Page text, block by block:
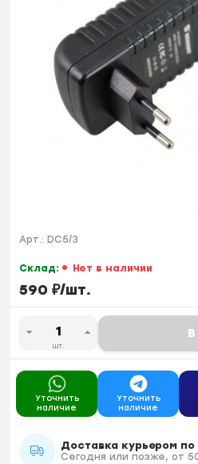
Арт.: DC5/3
Склад: Нет в наличии
590 ₽/шт.
шт.
В
Уточнить
наличие
Уточнить
наличие
Доставка курьером по
Сегодня или позже, от